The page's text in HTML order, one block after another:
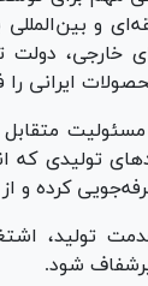
و
خارجی،
ایرانی
تولیدی که
کرده و از
تولید،
شود.